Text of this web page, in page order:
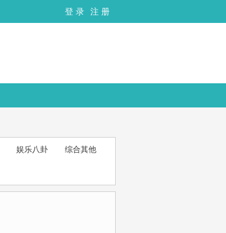
登 录 注 册
娱乐八卦 综合其他